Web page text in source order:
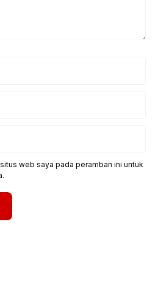
web saya pada peramban ini untuk